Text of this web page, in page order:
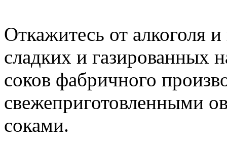
Откажитесь от алкоголя
сладких и газированных
соков фабричного
свежеприготовленными
соками.